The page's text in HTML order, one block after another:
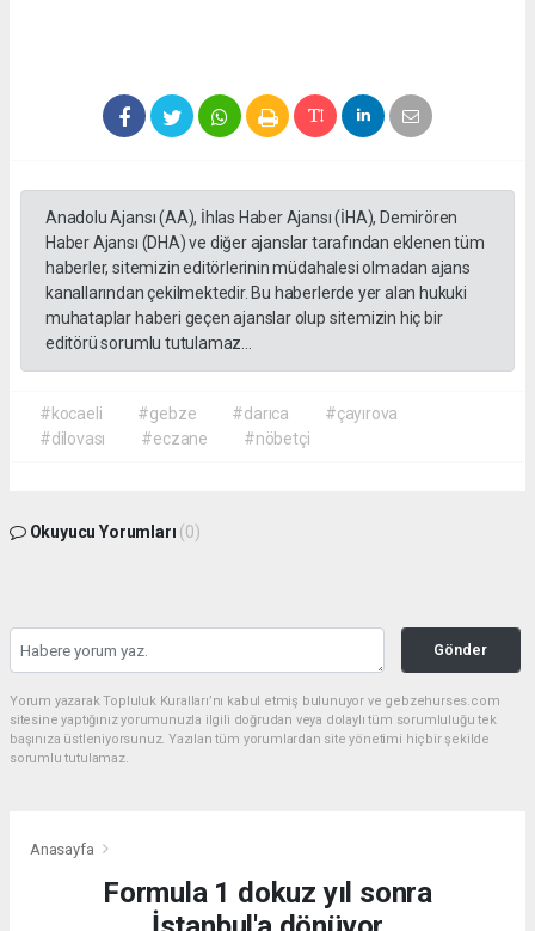
Anadolu Ajansı (AA), İhlas Haber Ajansı (İHA), Demirören
Haber Ajansı (DHA) ve diğer ajanslar tarafından eklenen tüm
haberler, sitemizin editörlerinin müdahalesi olmadan ajans
kanallarından çekilmektedir. Bu haberlerde yer alan hukuki
muhataplar haberi geçen ajanslar olup sitemizin hiç bir
editörü sorumlu tutulamaz...
#kocaeli #gebze #darıca
#çayırova
#dilovası
#eczane #nöbetçi
Okuyucu Yorumları (0)
Gönder
Yorum yazarak Topluluk Kuralları’nı kabul etmiş bulunuyor ve gebzehurses.com
sitesine yaptığınız yorumunuzla ilgili doğrudan veya dolaylı tüm sorumluluğu tek
başınıza üstleniyorsunuz. Yazılan tüm yorumlardan site yönetimi hiçbir şekilde
sorumlu tutulamaz.
Anasayfa
Formula 1 dokuz yıl sonra